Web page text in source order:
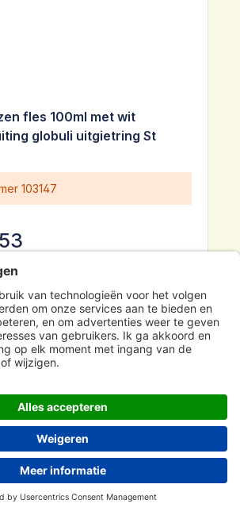
beschikbaar
fles 100ml met wit
globuli uitgietring St
103147